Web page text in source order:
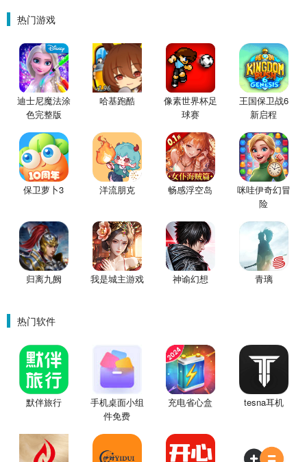
热门游戏
迪士尼魔法涂
色完整版
哈基跑酷
像素世界杯足
球赛
王国保卫战6
新启程
保卫萝卜3 洋流朋克 畅感浮空岛
咪哇伊奇幻冒
险
归离九阙 我是城主游戏 神谕幻想 青璃
热门软件
默伴旅行
手机桌面小组
件免费
充电省心盒 tesna耳机